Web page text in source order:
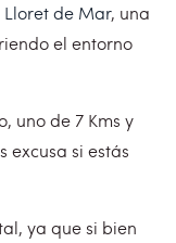
Lloret de Mar, una
el entorno
uno de 7 Kms y
excusa si estás
ya que si bien